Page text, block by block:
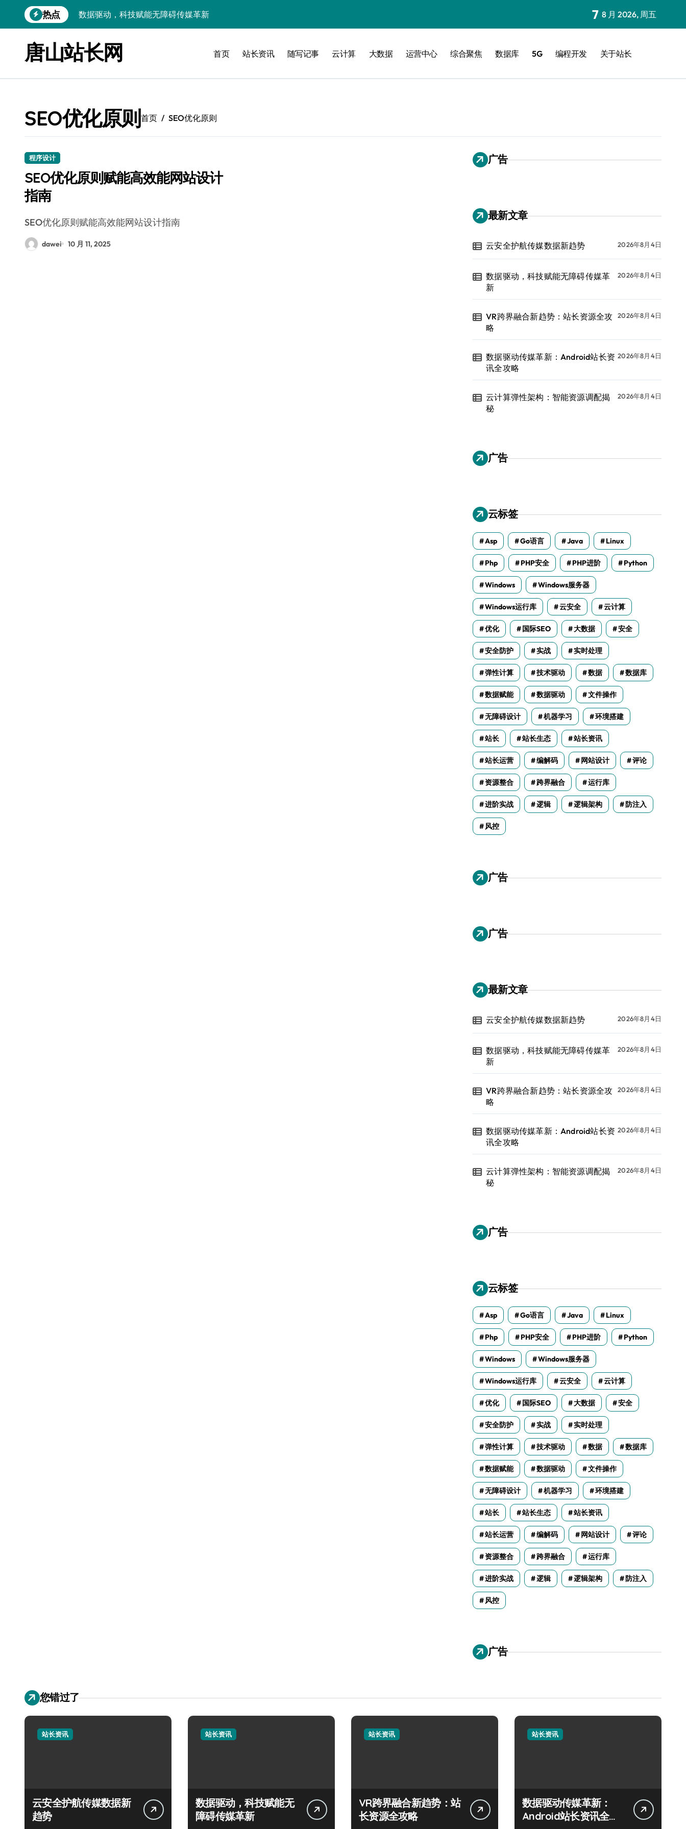
到
热点
数据驱动，科技赋能无障碍传媒革新
数据驱动传媒革新：Android站长资讯全攻略
云计算弹性架构：智能资源调配揭秘
弹性计算架构下云客户端优化实践
数据驱动下的传媒生态量子跃迁
数据驱动创新：科技赋能传媒增长
7 8 月 2026, 周五
唐山站长网 首页 站长资讯 随写记事 云计算 大数据 运营中心 综合聚焦 数据库 5G 编程开发 关于站长
SEO优化原则首页 SEO优化原则
程序设计
SEO优化原则赋能高效能网站设计
指南
SEO优化原则赋能高效能网站设计指南
dawei 10 月 11, 2025
广告
最新文章
云安全护航传媒数据新趋势 2026年8月4日
数据驱动，科技赋能无障碍传媒革
新
2026年8月4日
VR跨界融合新趋势：站长资源全攻
略
2026年8月4日
数据驱动传媒革新：Android站长资
讯全攻略
2026年8月4日
云计算弹性架构：智能资源调配揭
秘
2026年8月4日
广告
云标签
Asp Go语言 Java Linux
Php PHP安全 PHP进阶 Python
Windows Windows服务器
Windows运行库 云安全 云计算
优化 国际SEO 大数据 安全
安全防护 实战 实时处理
弹性计算 技术驱动 数据 数据库
数据赋能 数据驱动 文件操作
无障碍设计 机器学习 环境搭建
站长 站长生态 站长资讯
站长运营 编解码 网站设计 评论
资源整合 跨界融合 运行库
进阶实战 逻辑 逻辑架构 防注入
风控
广告
广告
最新文章
云安全护航传媒数据新趋势 2026年8月4日
数据驱动，科技赋能无障碍传媒革
新
2026年8月4日
VR跨界融合新趋势：站长资源全攻
略
2026年8月4日
数据驱动传媒革新：Android站长资
讯全攻略
2026年8月4日
云计算弹性架构：智能资源调配揭
秘
2026年8月4日
广告
云标签
Asp Go语言 Java Linux
Php PHP安全 PHP进阶 Python
Windows Windows服务器
Windows运行库 云安全 云计算
优化 国际SEO 大数据 安全
安全防护 实战 实时处理
弹性计算 技术驱动 数据 数据库
数据赋能 数据驱动 文件操作
无障碍设计 机器学习 环境搭建
站长 站长生态 站长资讯
站长运营 编解码 网站设计 评论
资源整合 跨界融合 运行库
进阶实战 逻辑 逻辑架构 防注入
风控
广告
您错过了
站长资讯
云安全护航传媒数据新
趋势
站长资讯
数据驱动，科技赋能无
障碍传媒革新
站长资讯
VR跨界融合新趋势：站
长资源全攻略
站长资讯
数据驱动传媒革新：
Android站长资讯全攻